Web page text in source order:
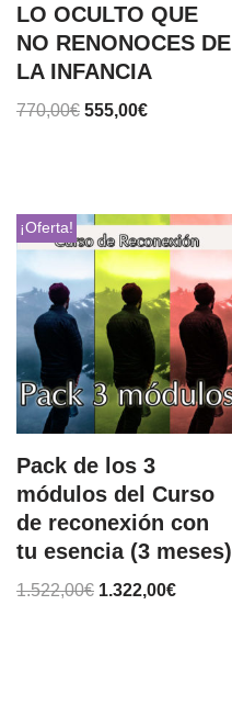
LO OCULTO QUE
NO RENONOCES DE
LA INFANCIA
770,00€ 555,00€
¡Oferta!
Pack de los 3
módulos del Curso
de reconexión con
tu esencia (3 meses)
1.522,00€ 1.322,00€